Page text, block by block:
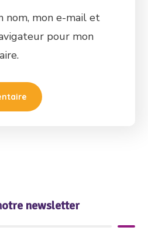
nom, mon e-mail et
pour mon
newsletter